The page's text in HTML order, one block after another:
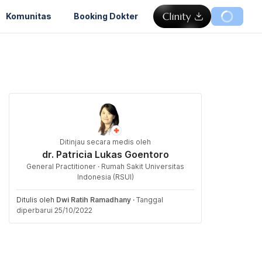
Komunitas Booking Dokter
Ditinjau secara medis oleh
dr. Patricia Lukas Goentoro
General Practitioner · Rumah Sakit Universitas
Indonesia (RSUI)
Ditulis oleh Dwi Ratih Ramadhany · Tanggal
diperbarui 25/10/2022